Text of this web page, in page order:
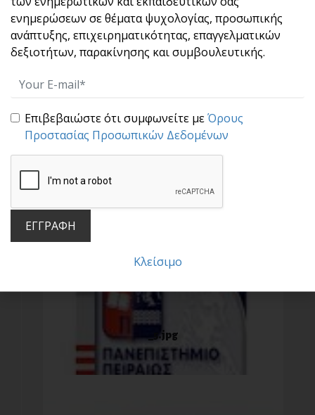
_5.jpg
ενημερώσεων σε θέματα ψυχολογίας, προσωπικής
ανάπτυξης, επιχειρηματικότητας, επαγγελματικών
δεξιοτήτων, παρακίνησης και συμβουλευτικής.
Επιβεβαιώστε ότι συμφωνείτε μεΌρους
Προστασίας Προσωπικών Δεδομένων
ΕΓΓΡΑΦΗ
Κλείσιμο